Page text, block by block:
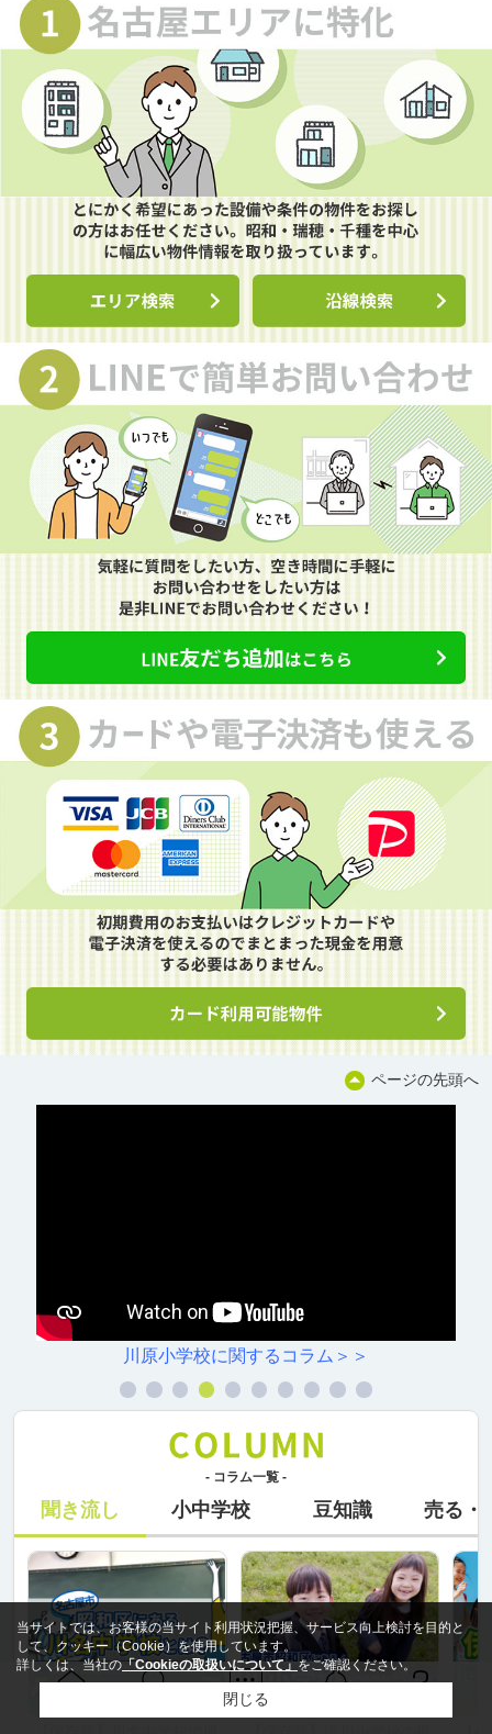
ページの先頭へ
円上中学校に関するコラム＞＞
- コラム一覧 -
聞き流し 小中学校 豆知識 売る・
問い合せ
当サイトでは、お客様の当サイト利用状況把握、サービス向上検討を目的と
して、クッキー（Cookie）を使用しています。
詳しくは、当社の「Cookieの取扱いについて」をご確認ください。
閉じる